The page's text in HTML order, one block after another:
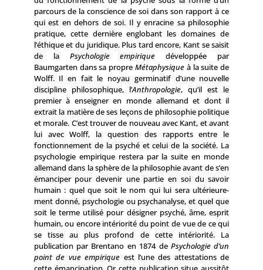
parcours de la conscience de soi dans son rapport à ce
qui est en dehors de soi. Il y enracine sa philosophie
pratique, cette dernière englobant les domaines de
l’éthique et du juridique. Plus tard encore, Kant se saisit
de la Psychologie empirique développée par
Baumgarten dans sa propre Métaphysique à la suite de
Wolff. Il en fait le noyau germinatif d’une nouvelle
discipline philosophique, l’Anthropologie, qu’il est le
premier à enseigner en monde allemand et dont il
extrait la matière de ses leçons de philosophie politi­que
et morale. C’est trouver de nouveau avec Kant, et avant
lui avec Wolff, la question des rapports entre le
fonctionnement de la psyché et celui de la société. La
psychologie empirique restera par la suite en monde
allemand dans la sphère de la philo­sophie avant de s’en
émanciper pour devenir une partie en soi du savoir
humain : quel que soit le nom qui lui sera ultérieure­
ment donné, psychologie ou psychanalyse, et quel que
soit le terme utilisé pour désigner psyché, âme, esprit
humain, ou encore intériorité du point de vue de ce qui
se tisse au plus profond de cette intériorité. La
publication par Brentano en 1874 de Psychologie d’un
point de vue empirique est l’une des attestations de